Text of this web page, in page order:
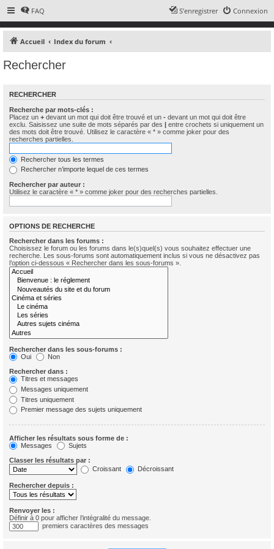
FAQ Connexion
S’enregistrer
Accueil Index du forum
Rechercher
RECHERCHER
Recherche par mots-clés :
Placez un + devant un mot qui doit être trouvé et un - devant un mot qui doit être
exclu. Saisissez une suite de mots séparés par des | entre crochets si uniquement un
des mots doit être trouvé. Utilisez le caractère « * » comme joker pour des
recherches partielles.
Rechercher tous les termes
Rechercher n’importe lequel de ces termes
Rechercher par auteur :
Utilisez le caractère « * » comme joker pour des recherches partielles.
OPTIONS DE RECHERCHE
Rechercher dans les forums :
Choisissez le forum ou les forums dans le(s)quel(s) vous souhaitez effectuer une
recherche. Les sous-forums sont automatiquement inclus si vous ne désactivez pas
l’option ci-dessous « Rechercher dans les sous-forums ».
Rechercher dans les sous-forums :
Oui
Non
Rechercher dans :
Titres et messages
Messages uniquement
Titres uniquement
Premier message des sujets uniquement
Afficher les résultats sous forme de :
Messages
Sujets
Classer les résultats par :
Croissant
Décroissant
Rechercher depuis :
Renvoyer les :
Définir à 0 pour afficher l’intégralité du message.
premiers caractères des messages